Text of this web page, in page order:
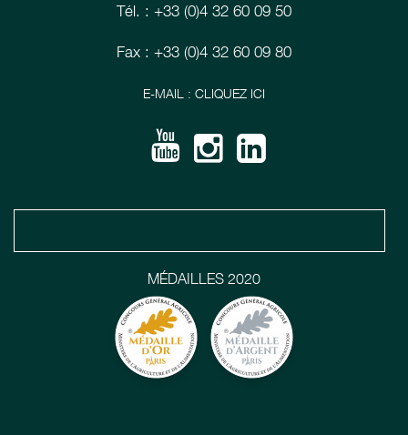
MÉDAILLES 2020
Tél. : +33 (0)4 32 60 09 50
Fax : +33 (0)4 32 60 09 80
E-MAIL : CLIQUEZ ICI